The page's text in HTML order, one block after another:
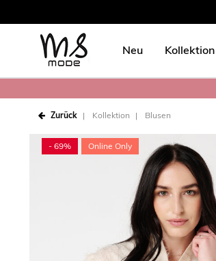
Neu Kollektion
Zurück Kollektion Blusen
- 69% Online Only